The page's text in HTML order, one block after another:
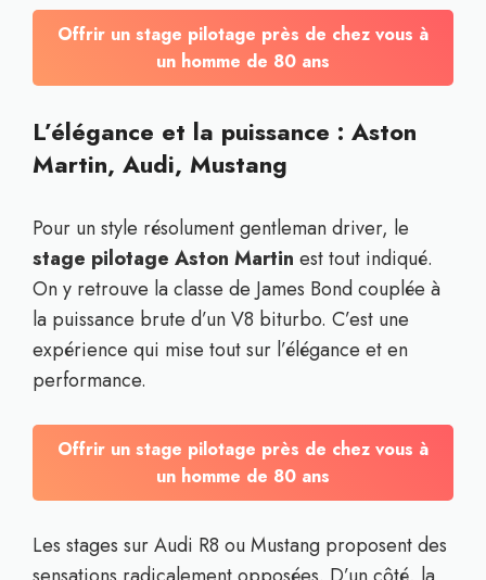
Offrir un stage pilotage près de chez vous à
un homme de 80 ans
L’élégance et la puissance : Aston
Martin, Audi, Mustang
Pour un style résolument gentleman driver, le
stage pilotage Aston Martin est tout indiqué.
On y retrouve la classe de James Bond couplée à
la puissance brute d’un V8 biturbo. C’est une
expérience qui mise tout sur l’élégance et en
performance.
Offrir un stage pilotage près de chez vous à
un homme de 80 ans
Les stages sur Audi R8 ou Mustang proposent des